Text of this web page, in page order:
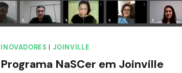
INOVADORES JOINVILLE
Programa NaSCer em Joinville